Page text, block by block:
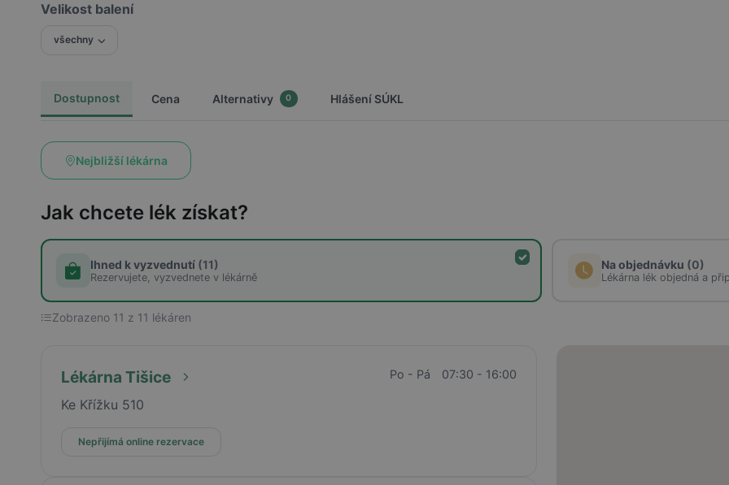
Velikost balení
všechny
Dostupnost Cena Alternativy 0 Hlášení SÚKL
Nejbližší lékárna
Jak chcete lék získat?
Ihned k vyzvednutí (11)
Rezervujete, vyzvednete v lékárně
Na objednávku (0)
Lékárna lék objedná a
Zobrazeno 11 z 11 lékáren
Lékárna Tišice
Ke Křížku 510
Po - Pá 07:30 - 16:00
Nepřijímá online rezervace